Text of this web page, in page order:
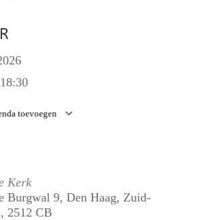
toevoegen
Kerk
Burgwal 9, Den Haag, Zuid-
2512 CB